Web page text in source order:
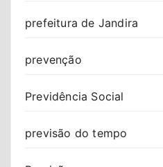
prefeitura de Jandira
prevenção
Previdência Social
previsão do tempo